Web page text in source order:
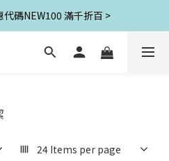
碼NEW100 滿千折百 >
24 Items per page